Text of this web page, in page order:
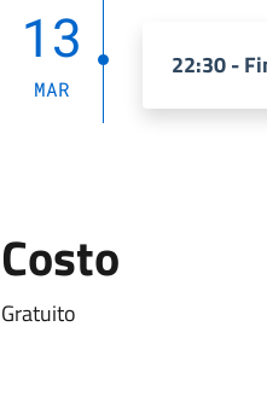
13
MAR
22:30 -
Costo
Gratuito